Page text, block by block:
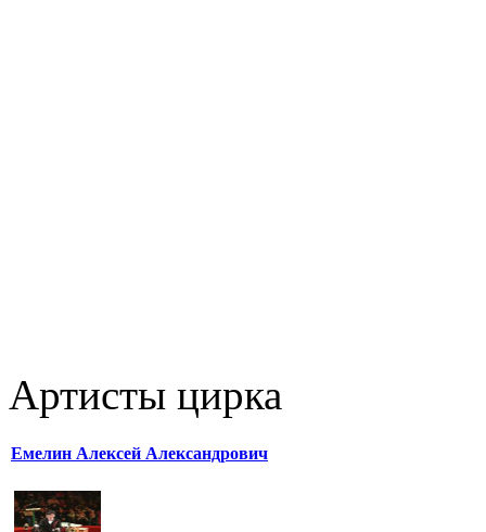
Артисты цирка
Емелин Алексей Александрович